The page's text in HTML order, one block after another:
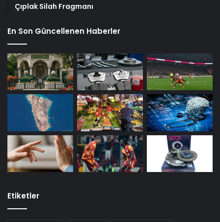
Çıplak Silah Fragmanı
En Son Güncellenen Haberler
Etiketler